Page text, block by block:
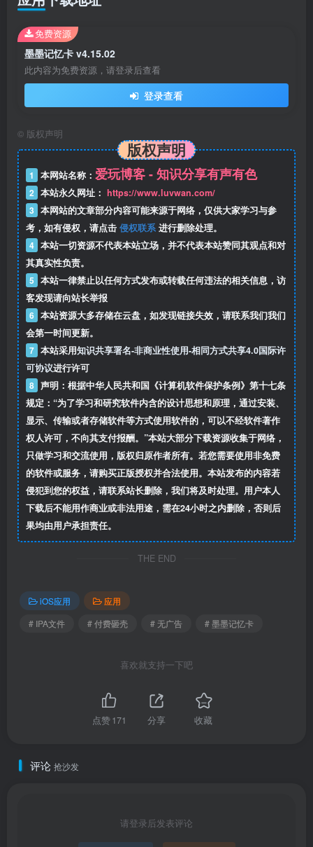
墨墨记忆卡 v4.15.02
此内容为免费资源，请登录后查看
登录查看
免费资源
© 版权声明
版权声明
1 本网站名称： 爱玩博客 - 知识分享有声有色
2 本站永久网址： https://www.luvwan.com/
3 本网站的文章部分内容可能来源于网络，仅供大家学习与参
考，如有侵权，请点击 侵权联系 进行删除处理。
4 本站一切资源不代表本站立场，并不代表本站赞同其观点和对
其真实性负责。
5 本站一律禁止以任何方式发布或转载任何违法的相关信息，访
客发现请向站长举报
6 本站资源大多存储在云盘，如发现链接失效，请联系我们我们
会第一时间更新。
7 本站采用知识共享署名-非商业性使用-相同方式共享4.0国际许
可协议进行许可
8 声明：根据中华人民共和国《计算机软件保护条例》第十七条
规定：“为了学习和研究软件内含的设计思想和原理，通过安装、
显示、传输或者存储软件等方式使用软件的，可以不经软件著作
权人许可，不向其支付报酬。”本站大部分下载资源收集于网络，
只做学习和交流使用，版权归原作者所有。若您需要使用非免费
的软件或服务，请购买正版授权并合法使用。本站发布的内容若
侵犯到您的权益，请联系站长删除，我们将及时处理。用户本人
下载后不能用作商业或非法用途，需在24小时之内删除，否则后
果均由用户承担责任。
THE END
iOS应用
应用
# IPA文件
# 付费砸壳 # 无广告 # 墨墨记忆卡
喜欢就支持一下吧
点赞171 分享 收藏
评论 抢沙发
请登录后发表评论